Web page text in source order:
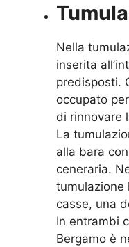
Nella
inserita
predisposti.
occupato per
di rinnovare
La
alla bara
ceneraria.
tumulazione
casse, una
In entrambi
Bergamo è